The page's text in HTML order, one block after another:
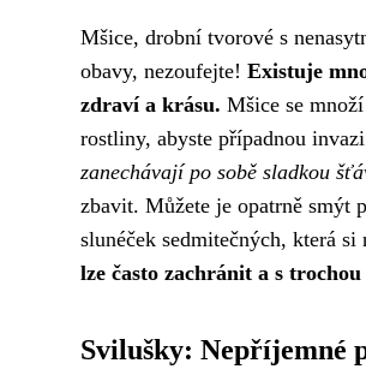
Mšice, drobní tvorové s
obavy, nezoufejte! Existuje
zdraví a krásu. Mšice se
rostliny, abyste případnou
zanechávají po sobě sladkou
zbavit. Můžete je opatrně smýt
slunéček sedmitečných, která
lze často zachránit a s
Svilušky: Nepříjemné